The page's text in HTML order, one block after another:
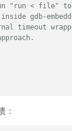
"run < file"
gdb-
timeout
：